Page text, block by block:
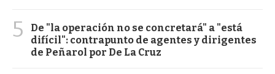
5
De "la operación no se concretará" a "está
difícil": contrapunto de agentes y dirigentes
de Peñarol por De La Cruz